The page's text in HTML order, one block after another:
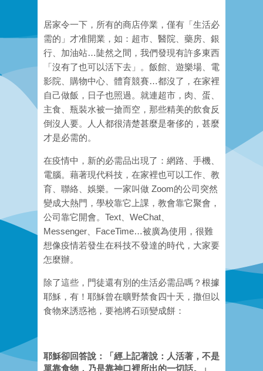
居家令一下，所有的商店停業，僅有「生活必
需的」才准開業，如：超市、醫院、藥房、銀
行、加油站…陡然之間，我們發現有許多東西
「沒有了也可以活下去」。飯館、遊樂場、電
影院、購物中心、體育競賽…都沒了，在家裡
自己做飯，日子也照過。就連超市，肉、蛋、
主食、瓶裝水被一搶而空，那些精美的飲食反
倒沒人要。人人都很清楚甚麼是奢侈的，甚麼
才是必需的。
在疫情中，新的必需品出現了：網路、手機、
電腦。藉著現代科技，在家裡也可以工作、教
育、聯絡、娛樂。一家叫做 Zoom的公司突然
變成大熱門，學校靠它上課，教會靠它聚會，
公司靠它開會。Text、WeChat、
Messenger、FaceTime…被廣為使用，很難
想像疫情若發生在科技不發達的時代，大家要
怎麼辦。
除了這些，門徒還有別的生活必需品嗎？根據
耶穌，有！耶穌曾在曠野禁食四十天，撒但以
食物來誘惑祂，要祂將石頭變成餅：
耶穌卻回答說：「經上記著說：人活著，不是
單靠食物，乃是靠神口裡所出的一切話。」